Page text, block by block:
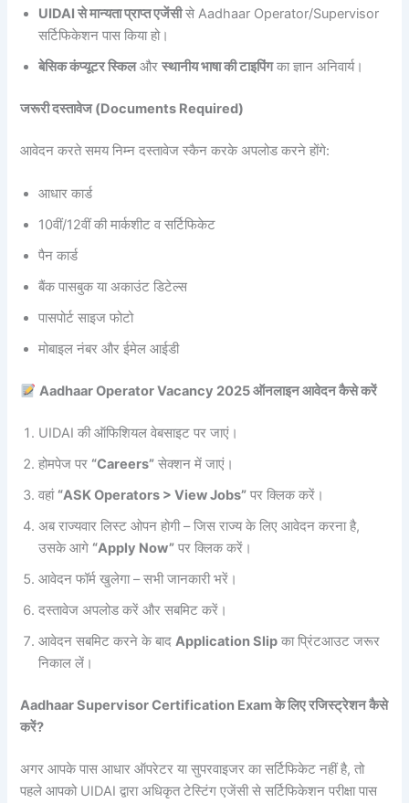
UIDAI से मान्यता प्राप्त एजेंसीसे Aadhaar Operator/Supervisor
सर्टिफिकेशन पास किया हो।
बेसिक कंप्यूटर स्किलऔरस्थानीय भाषा की टाइपिंगका ज्ञान अनिवार्य।
जरूरी दस्तावेज (Documents Required)
आवेदन करते समय निम्न दस्तावेज स्कैन करके अपलोड करने होंगे:
आधार कार्ड
10वीं/12वीं की मार्कशीट व सर्टिफिकेट
पैन कार्ड
बैंक पासबुक या अकाउंट डिटेल्स
पासपोर्ट साइज फोटो
मोबाइल नंबर और ईमेल आईडी
Aadhaar Operator Vacancy 2025 ऑनलाइन आवेदनकैसे करें
UIDAI की ऑफिशियल वेबसाइट पर जाएं।
होमपेज पर “Careers” सेक्शन में जाएं।
वहां “ASK Operators > View Jobs” पर क्लिक करें।
अब राज्यवार लिस्ट ओपन होगी – जिस राज्य के लिए आवेदन करना है,
उसके आगे “Apply Now” पर क्लिक करें।
आवेदन फॉर्म खुलेगा – सभी जानकारी भरें।
दस्तावेज अपलोड करें और सबमिट करें।
आवेदन सबमिट करने के बादApplication Slip का प्रिंटआउट जरूर
निकाल लें।
Aadhaar Supervisor Certification Exam के लिए रजिस्ट्रेशन कैसे
करें?
अगर आपके पास आधार ऑपरेटर या सुपरवाइजर का सर्टिफिकेट नहीं है, तो
पहले आपको UIDAI द्वारा अधिकृत टेस्टिंग एजेंसी से सर्टिफिकेशन परीक्षा पास